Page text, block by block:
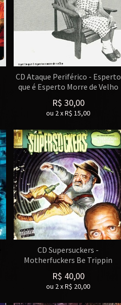
CD Ataque Periférico - Esperto
que é Esperto Morre de Velho
R$ 30,00
ou 2xR$ 15,00
CD Supersuckers -
Motherfuckers Be Trippin
R$ 40,00
ou 2xR$ 20,00